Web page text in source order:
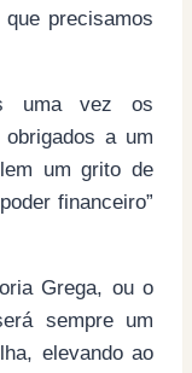
precisamos
uma vez os
obrigados a um
um grito de
financeiro”
Grega, ou o
sempre um
elevando ao